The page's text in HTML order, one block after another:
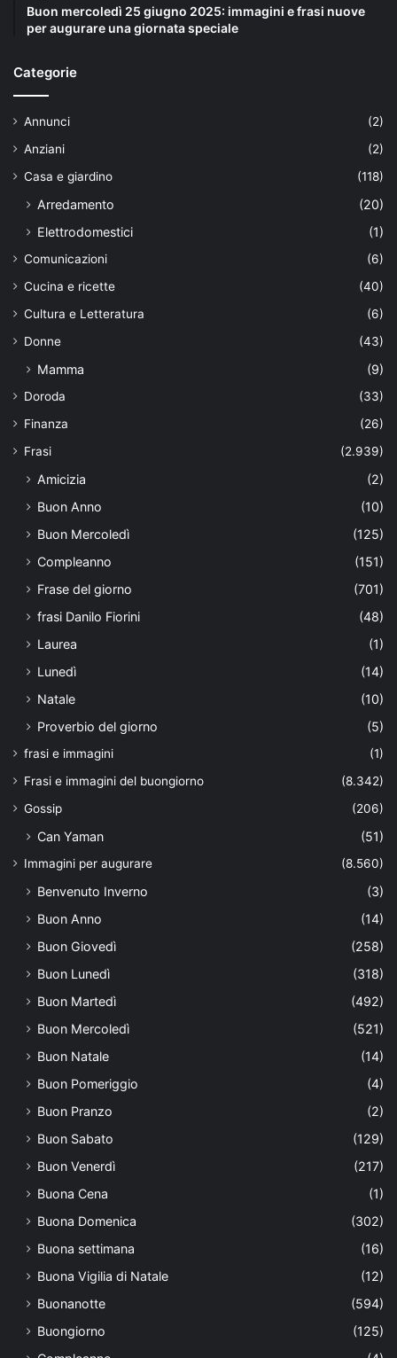
Buon mercoledì 25 giugno 2025: immagini e frasi nuove
per augurare una giornata speciale
Categorie
Annunci
(2)
Anziani
(2)
Casa e giardino
(118)
Arredamento
(20)
Elettrodomestici
(1)
Comunicazioni
(6)
Cucina e ricette
(40)
Cultura e Letteratura
(6)
Donne
(43)
Mamma (9)
Doroda
(33)
Finanza
(26)
Frasi
(2.939)
Amicizia
(2)
Buon Anno
(10)
Buon Mercoledì
(125)
Compleanno
(151)
Frase del giorno
(701)
frasi Danilo Fiorini
(48)
Laurea
(1)
Lunedì
(14)
Natale
(10)
Proverbio del giorno
(5)
frasi e immagini
(1)
Frasi e immagini del buongiorno
(8.342)
Gossip
(206)
Can Yaman (51)
Immagini per augurare (8.560)
Benvenuto Inverno
(3)
Buon Anno
(14)
Buon Giovedì
(258)
Buon Lunedì
(318)
Buon Martedì
(492)
Buon Mercoledì
(521)
Buon Natale
(14)
Buon Pomeriggio
(4)
Buon Pranzo
(2)
Buon Sabato
(129)
Buon Venerdì
(217)
Buona Cena
(1)
Buona Domenica
(302)
Buona settimana
(16)
Buona Vigilia di Natale
(12)
Buonanotte
(594)
Buongiorno
(125)